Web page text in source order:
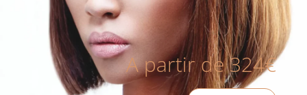
A partir de 324€